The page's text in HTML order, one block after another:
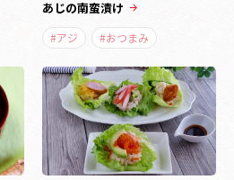
あじの南蛮漬け
#アジ #おつまみ